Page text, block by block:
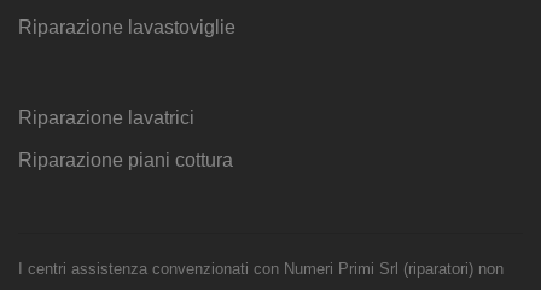
Riparazione lavastoviglie
Riparazione lavatrici
Riparazione piani cottura
I centri assistenza convenzionati con Numeri Primi Srl (riparatori) non